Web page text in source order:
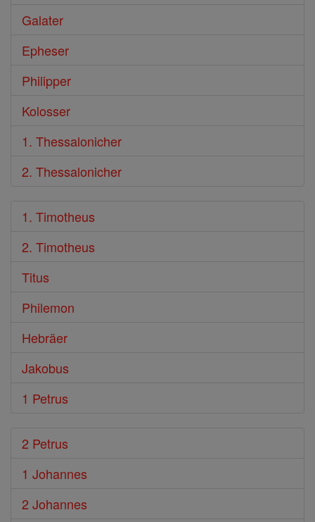
Galater
Epheser
Philipper
Kolosser
1. Thessalonicher
2. Thessalonicher
1. Timotheus
2. Timotheus
Titus
Philemon
Hebräer
Jakobus
1 Petrus
2 Petrus
1 Johannes
2 Johannes